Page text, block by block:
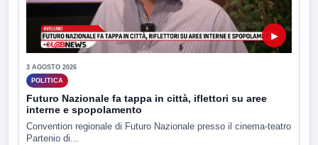
▶
3 AGOSTO 2026
POLITICA
Futuro Nazionale fa tappa in città, iflettori su aree
interne e spopolamento
Convention regionale di Futuro Nazionale presso il cinema-teatro
Partenio di...